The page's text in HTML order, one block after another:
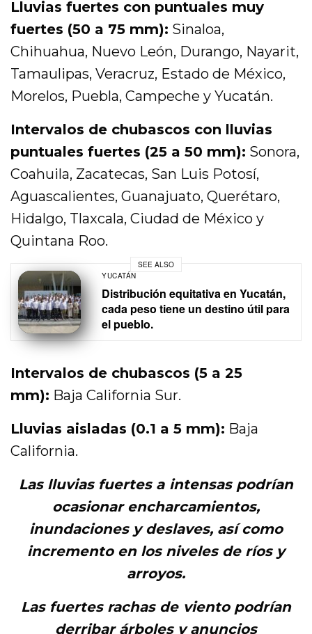
Lluvias fuertes con puntuales muy
fuertes (50 a 75 mm): Sinaloa,
Chihuahua, Nuevo León, Durango, Nayarit,
Tamaulipas, Veracruz, Estado de México,
Morelos, Puebla, Campeche y Yucatán.
Intervalos de chubascos con lluvias
puntuales fuertes (25 a 50 mm): Sonora,
Coahuila, Zacatecas, San Luis Potosí,
Aguascalientes, Guanajuato, Querétaro,
Hidalgo, Tlaxcala, Ciudad de México y
Quintana Roo.
SEE ALSO
YUCATÁN
Distribución equitativa en Yucatán,
cada peso tiene un destino útil para
el pueblo.
Intervalos de chubascos (5 a 25
mm): Baja California Sur.
Lluvias aisladas (0.1 a 5 mm): Baja
California.
Las lluvias fuertes a intensas podrían
ocasionar encharcamientos,
inundaciones y deslaves, así como
incremento en los niveles de ríos y
arroyos.
Las fuertes rachas de viento podrían
derribar árboles y anuncios